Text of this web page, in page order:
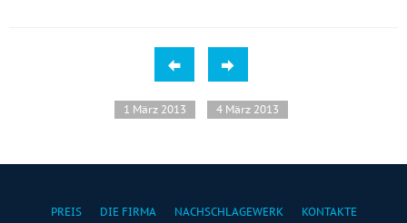
1 März 2013 4 März 2013
PREIS DIE FIRMA NACHSCHLAGEWERK KONTAKTE